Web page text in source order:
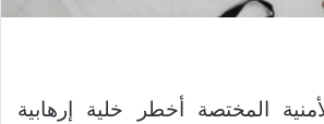
المختصة أخطر خلية إرهابية